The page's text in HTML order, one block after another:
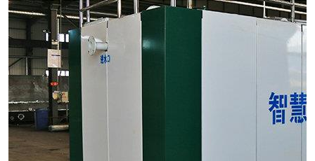
海鲜加工污水处理设备
客运站污水处理设备
UASB厌氧塔
风电场变电站污水处理设备
疾控中心一体化设备处理